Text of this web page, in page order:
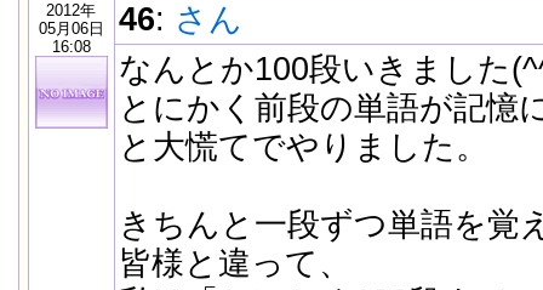
2012年
05月06日
16:08
46: さん
なんとか100段いきました
とにかく前段の単語が記憶
と大慌てでやりました。
きちんと一段ずつ単語を覚
皆様と違って、